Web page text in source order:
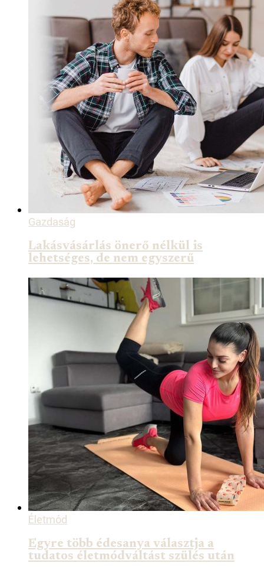
Gazdaság
Lakásvásárlás önerő nélkül is
lehetséges, de nem egyszerű
Életmód
Egyre több édesanya választja a
tudatos életmódváltást szülés után